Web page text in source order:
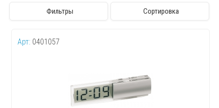
Фильтры Сортировка
Арт: 0401057